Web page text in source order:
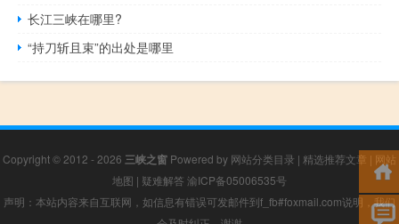
长江三峡在哪里?
“持刀斩且束”的出处是哪里
Copyright © 2012 - 2026 三峡之窗 Powered by 网站分类目录 | 精选推荐文章 | 网站
地图 | 疑难解答 渝ICP备05006535号
声明：本站内容来自互联网，如信息有错误可发邮件到f_fb#foxmail.com说明，我们